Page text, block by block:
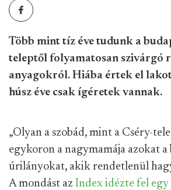
Több mint tíz éve tudunk a
teleptől folyamatosan szivárgó
anyagokról. Hiába értek el
húsz éve csak ígéretek vannak.
„Olyan a szobád, mint a Cséry-
egykoron a nagymamája azokat a
úrilányokat, akik rendetlenül
A mondást az Index idézte fel egy